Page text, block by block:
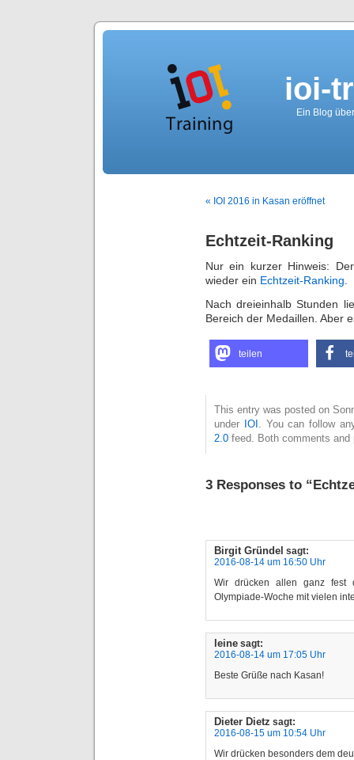
ioi-
Ein Blog
« IOI 2016 in Kasan eröffnet
Echtzeit-Ranking
Nur ein kurzer Hinweis:
wieder ein Echtzeit-Ranking
Nach dreieinhalb Stunden
Bereich der Medaillen. Aber
teilen
This entry was posted on
under
IOI
. You can follow
2.0 feed. Both comments
3 Responses to
Birgit Gründel sagt:
2016-08-14 um 16:50 Uhr
Wir drücken allen ganz fest
Olympiade-Woche mit vielen
leine sagt:
2016-08-14 um 17:05 Uhr
Beste Grüße nach Kasan!
Dieter Dietz sagt:
2016-08-15 um 10:54 Uhr
Wir drücken besonders dem